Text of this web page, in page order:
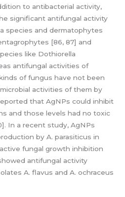
to antibacterial activity,
significant antifungal activity
species and dermatophytes
[86, 87] and
like Dothiorella
antifungal activities of
of fungus have not been
activities of them by
that AgNPs could inhibit
and those levels had no toxic
In a recent study, AgNPs
by A. parasiticus in
fungal growth inhibition
antifungal activity
A. flavus and A. ochraceus